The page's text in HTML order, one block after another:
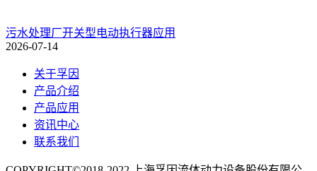
污水处理厂开关型电动执行器应用
2026-07-14
关于孚因
产品介绍
产品应用
资讯中心
联系我们